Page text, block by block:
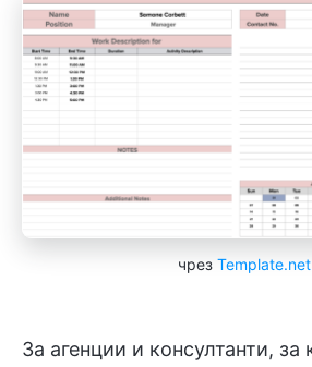
чрез Template.net
За агенции и консултанти, за